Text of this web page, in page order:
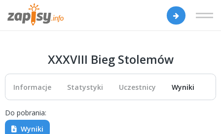
XXXVIII Bieg Stolemów
Informacje Statystyki Uczestnicy Wyniki
Do pobrania:
Wyniki